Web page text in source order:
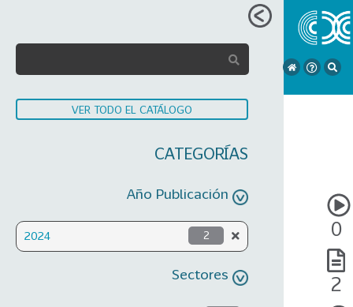
VER TODO EL CATÁLOGO
CATEGORÍAS
Año Publicación
2024 2
Sectores
0
2